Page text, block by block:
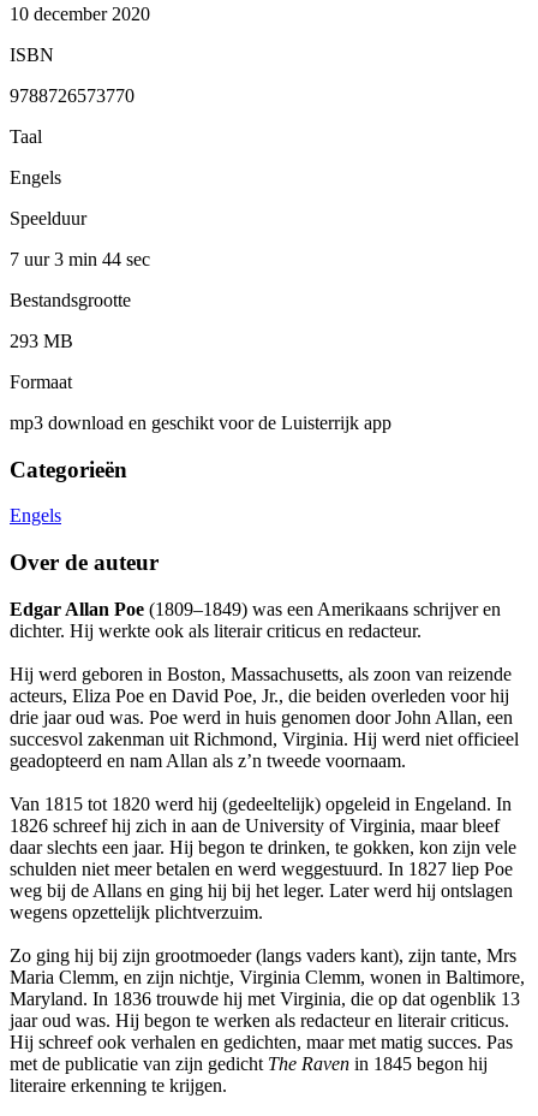
10 december 2020
ISBN
9788726573770
Taal
Engels
Speelduur
7 uur 3 min 44 sec
Bestandsgrootte
293 MB
Formaat
mp3 download en geschikt voor de Luisterrijk app
Categorieën
Engels
Over de auteur
Edgar Allan Poe (1809–1849) was een Amerikaans schrijver en
dichter. Hij werkte ook als literair criticus en redacteur.
Hij werd geboren in Boston, Massachusetts, als zoon van reizende
acteurs, Eliza Poe en David Poe, Jr., die beiden overleden voor hij
drie jaar oud was. Poe werd in huis genomen door John Allan, een
succesvol zakenman uit Richmond, Virginia. Hij werd niet officieel
geadopteerd en nam Allan als z’n tweede voornaam.
Van 1815 tot 1820 werd hij (gedeeltelijk) opgeleid in Engeland. In
1826 schreef hij zich in aan de University of Virginia, maar bleef
daar slechts een jaar. Hij begon te drinken, te gokken, kon zijn vele
schulden niet meer betalen en werd weggestuurd. In 1827 liep Poe
weg bij de Allans en ging hij bij het leger. Later werd hij ontslagen
wegens opzettelijk plichtverzuim.
Zo ging hij bij zijn grootmoeder (langs vaders kant), zijn tante, Mrs
Maria Clemm, en zijn nichtje, Virginia Clemm, wonen in Baltimore,
Maryland. In 1836 trouwde hij met Virginia, die op dat ogenblik 13
jaar oud was. Hij begon te werken als redacteur en literair criticus.
Hij schreef ook verhalen en gedichten, maar met matig succes. Pas
met de publicatie van zijn gedicht The Raven in 1845 begon hij
literaire erkenning te krijgen.